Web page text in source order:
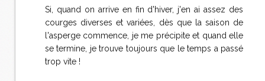
Si, quand on arrive en fin d'hiver, j'en ai assez des
courges diverses et variées, dès que la saison de
l'asperge commence, je me précipite et quand elle
se termine, je trouve toujours que le temps a passé
trop vite !